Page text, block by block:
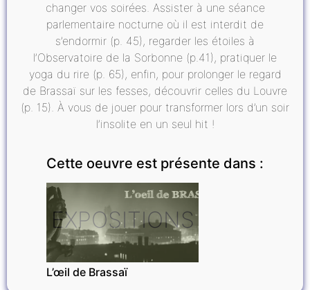
changer vos soirées. Assister à une séance
parlementaire nocturne où il est interdit de
s’endormir (p. 45), regarder les étoiles à
l’Observatoire de la Sorbonne (p.41), pratiquer le
yoga du rire (p. 65), enfin, pour prolonger le regard
de Brassaï sur les fesses, découvrir celles du Louvre
(p. 15). À vous de jouer pour transformer lors d’un soir
l’insolite en un seul hit !
Cette oeuvre est présente dans :
EXPOSITIONS
L’œil de Brassaï